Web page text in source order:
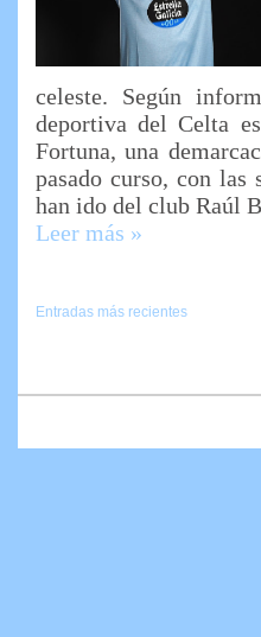
celeste. Según
deportiva del Celta
Fortuna, una
pasado curso, con las
han ido del club Raúl
Leer más »
Entradas más recientes